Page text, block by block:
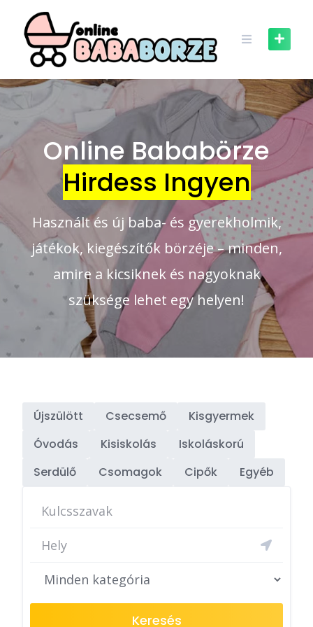
content
Online Bababörze
Hirdess Ingyen
Használt és új baba- és gyerekholmik,
játékok, kiegészítők börzéje – minden,
amire a kicsiknek és nagyoknak
szüksége lehet egy helyen!
Újszülött Csecsemő
Kisgyermek
Óvodás
Kisiskolás
Iskoláskorú
Serdülő
Csomagok Cipők Egyéb
Keresés